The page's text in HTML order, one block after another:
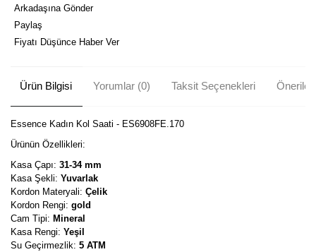
Arkadaşına Gönder
Paylaş
Fiyatı Düşünce Haber Ver
Ürün Bilgisi Yorumlar (0) Taksit Seçenekleri
Essence Kadın Kol Saati - ES6908FE.170
Ürünün Özellikleri:
Kasa Çapı: 31-34 mm
Kasa Şekli: Yuvarlak
Kordon Materyali: Çelik
Kordon Rengi: gold
Cam Tipi: Mineral
Kasa Rengi: Yeşil
Su Geçirmezlik: 5 ATM